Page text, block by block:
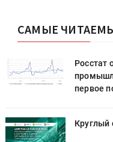
САМЫЕ
Росстат
первое
Круглый